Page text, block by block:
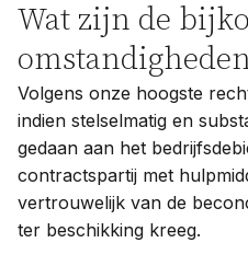
Wat zijn de
Volgens onze hoogste
indien stelselmatig en
gedaan aan het
contractspartij met
vertrouwelijk van de
ter beschikking kreeg.